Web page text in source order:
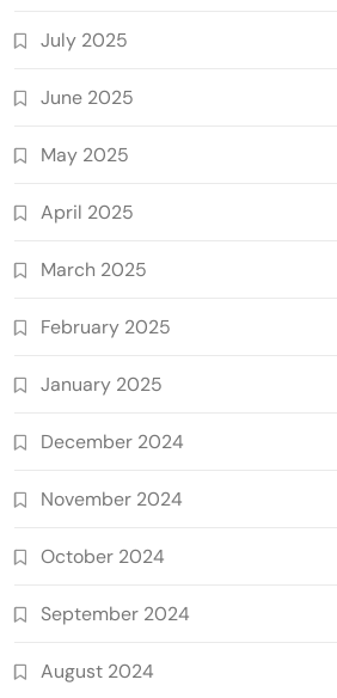
July 2025
June 2025
May 2025
April 2025
March 2025
February 2025
January 2025
December 2024
November 2024
October 2024
September 2024
August 2024